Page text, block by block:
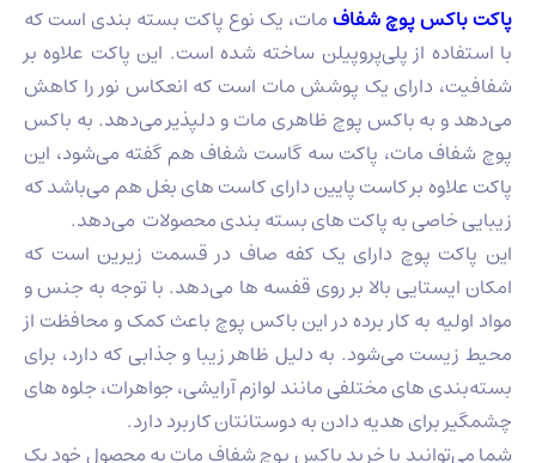
پاکت باکس پوچ شفافمات، یک نوع پاکت بسته‌ بندی است که
با استفاده از پلی‌پروپیلن ساخته شده‌ است. این پاکت علاوه بر
شفافیت، دارای یک پوشش مات است که انعکاس نور را کاهش
می‌دهد و به باکس پوچ ظاهری مات و دلپذیر می‌دهد. به باکس
پوچ شفاف مات، پاکت سه گاست شفاف هم گفته می‌شود، این
پاکت علاوه بر کاست پایین دارای کاست های بغل هم می‌باشد که
زیبایی خاصی به پاکت های بسته بندی محصولات می‌دهد.
این پاکت پوچ دارای یک کفه صاف در قسمت زیرین است که
امکان ایستایی بالا بر روی قفسه ها می‌دهد. با توجه به جنس و
مواد اولیه به کار برده در این باکس پوچ باعث کمک و محافظت از
محیط زیست می‌شود. به دلیل ظاهر زیبا و جذابی که دارد، برای
بسته‌بندی های مختلفی مانند لوازم آرایشی، جواهرات، جلوه های
چشمگیر برای هدیه دادن به دوستانتان کاربرد دارد.
شما می‌توانید با خرید باکس پوچ شفاف مات به محصول خود یک